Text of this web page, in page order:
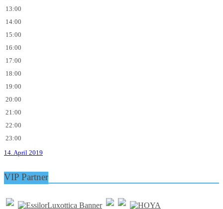
13:00
14:00
15:00
16:00
17:00
18:00
19:00
20:00
21:00
22:00
23:00
14. April 2019
VIP Partner